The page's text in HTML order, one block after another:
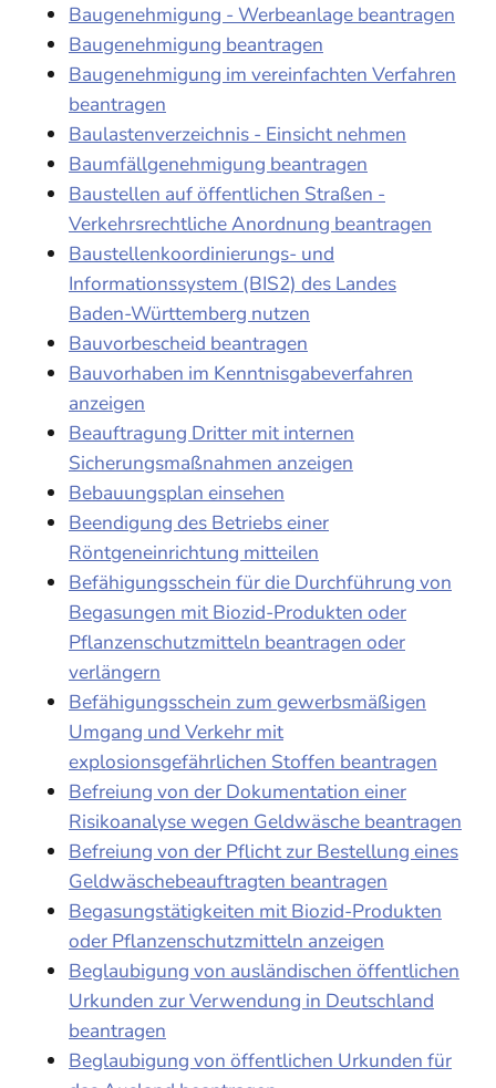
Baugenehmigung - Werbeanlage beantragen
Baugenehmigung beantragen
Baugenehmigung im vereinfachten Verfahren
beantragen
Baulastenverzeichnis - Einsicht nehmen
Baumfällgenehmigung beantragen
Baustellen auf öffentlichen Straßen -
Verkehrsrechtliche Anordnung beantragen
Baustellenkoordinierungs- und
Informationssystem (BIS2) des Landes
Baden-Württemberg nutzen
Bauvorbescheid beantragen
Bauvorhaben im Kenntnisgabeverfahren
anzeigen
Beauftragung Dritter mit internen
Sicherungsmaßnahmen anzeigen
Bebauungsplan einsehen
Beendigung des Betriebs einer
Röntgeneinrichtung mitteilen
Befähigungsschein für die Durchführung von
Begasungen mit Biozid-Produkten oder
Pflanzenschutzmitteln beantragen oder
verlängern
Befähigungsschein zum gewerbsmäßigen
Umgang und Verkehr mit
explosionsgefährlichen Stoffen beantragen
Befreiung von der Dokumentation einer
Risikoanalyse wegen Geldwäsche beantragen
Befreiung von der Pflicht zur Bestellung eines
Geldwäschebeauftragten beantragen
Begasungstätigkeiten mit Biozid-Produkten
oder Pflanzenschutzmitteln anzeigen
Beglaubigung von ausländischen öffentlichen
Urkunden zur Verwendung in Deutschland
beantragen
Beglaubigung von öffentlichen Urkunden für